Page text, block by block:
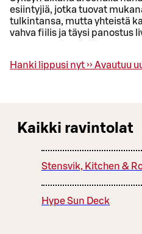
esiintyjiä, jotka tuovat
tulkintansa, mutta yhteistä
vahva fiilis ja täysi panostus
Hanki lippusi nyt ›› Avautuu
Kaikki ravintolat
Stensvik, Kitchen &
Hype Sun Deck